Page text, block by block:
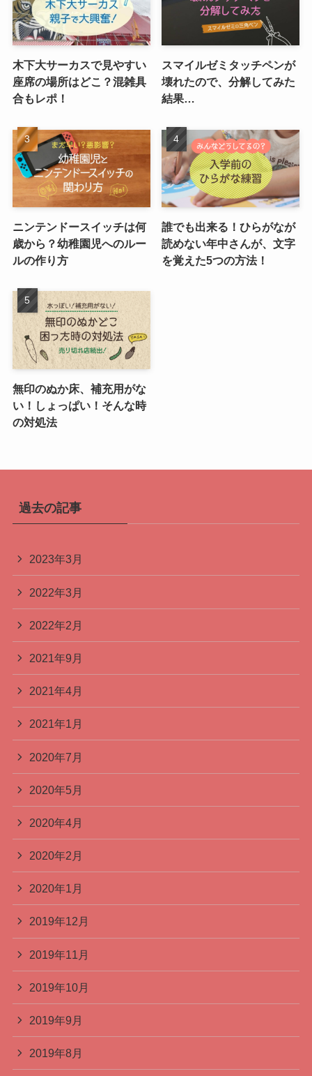
木下大サーカスで見やすい
座席の場所はどこ？混雑具
合もレポ！
スマイルゼミタッチペンが
壊れたので、分解してみた
結果…
ニンテンドースイッチは何
歳から？幼稚園児へのルー
ルの作り方
誰でも出来る！ひらがなが
読めない年中さんが、文字
を覚えた5つの方法！
無印のぬか床、補充用がな
い！しょっぱい！そんな時
の対処法
過去の記事
2023年3月
2022年3月
2022年2月
2021年9月
2021年4月
2021年1月
2020年7月
2020年5月
2020年4月
2020年2月
2020年1月
2019年12月
2019年11月
2019年10月
2019年9月
2019年8月